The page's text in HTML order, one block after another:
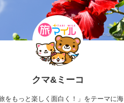
クマ&ミーコ
旅をもっと楽しく面白く！」をテーマに海